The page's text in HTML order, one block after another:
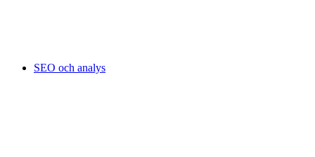
SEO och analys